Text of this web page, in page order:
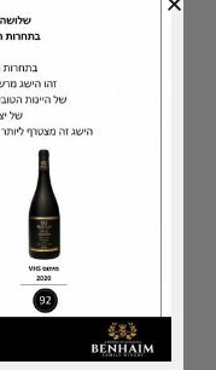
והשני מינרלי
עשיר מאוד, מתיישן